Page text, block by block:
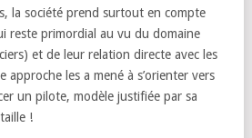
la société prend surtout en compte
reste primordial au vu du domaine
et de leur relation directe avec les
approche les a mené à s’orienter vers
un pilote, modèle justifiée par sa
!